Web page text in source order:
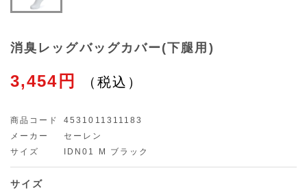
消臭レッグバッグカバー(下腿用)
3,454円
商品コード
4531011311183
メーカー
セーレン
サイズ
IDN01 M ブラック
サイズ